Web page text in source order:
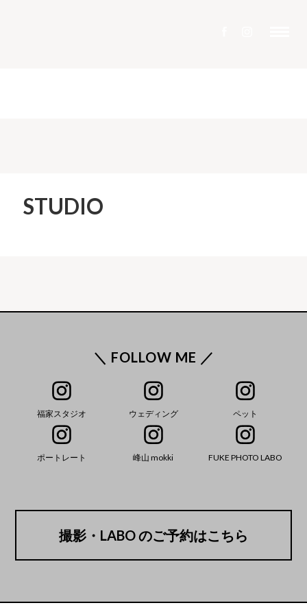
STUDIO
＼ FOLLOW ME ／
福家スタジオ ウェディング ペット
ポートレート 峰山 mokki FUKE PHOTO LABO
撮影・LABO のご予約はこちら